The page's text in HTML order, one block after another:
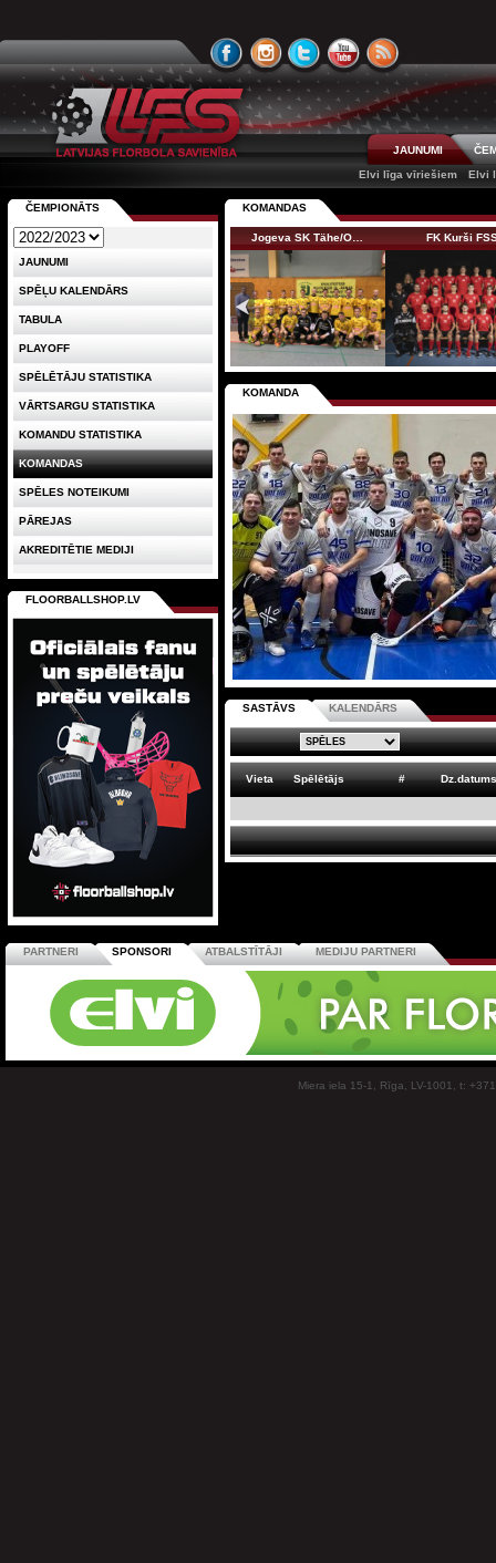
JAUNUMI
Elvi līga vīriešiem
Elvi
KOMANDAS
Jogeva SK Tähe/O… FK Kurši
KOMANDA
SASTĀVS KALENDĀRS
Vieta Spēlētājs # Dz.datums
ČEMPIONĀTS
JAUNUMI
SPĒĻU KALENDĀRS
TABULA
PLAYOFF
SPĒLĒTĀJU STATISTIKA
VĀRTSARGU STATISTIKA
KOMANDU STATISTIKA
KOMANDAS
SPĒLES NOTEIKUMI
PĀREJAS
AKREDITĒTIE MEDIJI
FLOORBALLSHOP.LV
PARTNERI SPONSORI ATBALSTĪTĀJI MEDIJU PARTNERI
Miera iela 15-1, Rīga, LV-1001, t: